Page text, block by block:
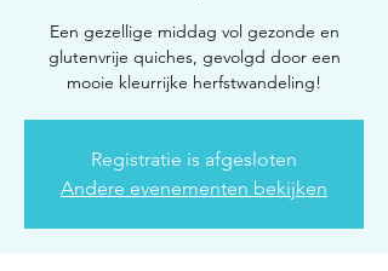
Een gezellige middag vol gezonde en
glutenvrije quiches, gevolgd door een
mooie kleurrijke herfstwandeling!
Registratie is afgesloten
Andere evenementen bekijken